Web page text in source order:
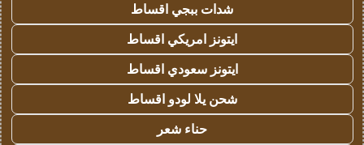
شدات ببجي اقساط
ايتونز امريكي اقساط
ايتونز سعودي اقساط
شحن يلا لودو اقساط
حناء شعر